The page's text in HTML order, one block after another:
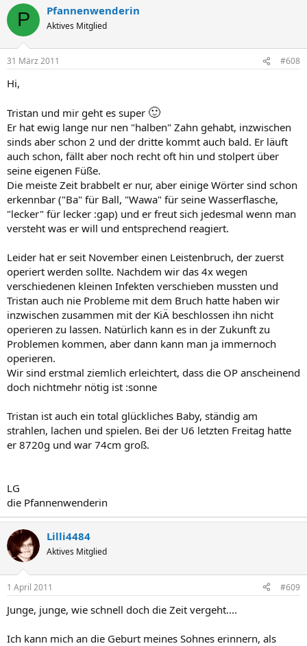
P Pfannenwenderin
Aktives Mitglied
31 März 2011 #608
Hi,
Tristan und mir geht es super 🙂
Er hat ewig lange nur nen "halben" Zahn gehabt, inzwischen
sinds aber schon 2 und der dritte kommt auch bald. Er läuft
auch schon, fällt aber noch recht oft hin und stolpert über
seine eigenen Füße.
Die meiste Zeit brabbelt er nur, aber einige Wörter sind schon
erkennbar ("Ba" für Ball, "Wawa" für seine Wasserflasche,
"lecker" für lecker :gap) und er freut sich jedesmal wenn man
versteht was er will und entsprechend reagiert.
Leider hat er seit November einen Leistenbruch, der zuerst
operiert werden sollte. Nachdem wir das 4x wegen
verschiedenen kleinen Infekten verschieben mussten und
Tristan auch nie Probleme mit dem Bruch hatte haben wir
inzwischen zusammen mit der KiÄ beschlossen ihn nicht
operieren zu lassen. Natürlich kann es in der Zukunft zu
Problemen kommen, aber dann kann man ja immernoch
operieren.
Wir sind erstmal ziemlich erleichtert, dass die OP anscheinend
doch nichtmehr nötig ist :sonne
Tristan ist auch ein total glückliches Baby, ständig am
strahlen, lachen und spielen. Bei der U6 letzten Freitag hatte
er 8720g und war 74cm groß.
LG
die Pfannenwenderin
Lilli4484
Aktives Mitglied
1 April 2011 #609
Junge, junge, wie schnell doch die Zeit vergeht....
Ich kann mich an die Geburt meines Sohnes erinnern, als